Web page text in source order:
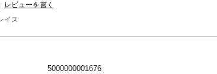
レビューを書く
イス
5000000001676